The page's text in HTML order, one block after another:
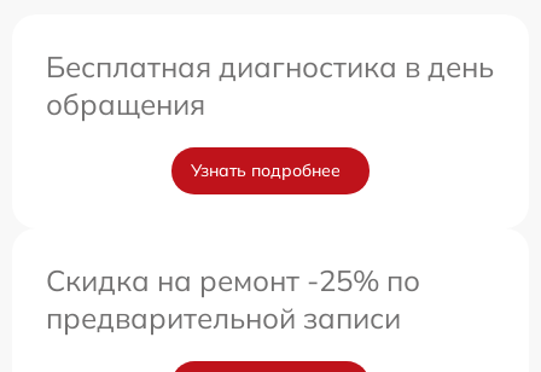
Бесплатная диагностика в день
обращения
Узнать подробнее
Скидка на ремонт -25% по
предварительной записи